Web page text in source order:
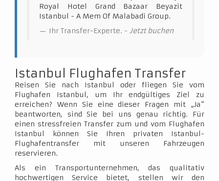
Royal Hotel Grand Bazaar Beyazit
Istanbul - A Mem Of Malabadi Group.
Ihr Transfer-Experte. - Jetzt buchen
Istanbul Flughafen Transfer
Reisen Sie nach Istanbul oder fliegen Sie vom
Flughafen Istanbul, um Ihr endgültiges Ziel zu
erreichen? Wenn Sie eine dieser Fragen mit „Ja“
beantworten, sind Sie bei uns genau richtig. Für
einen stressfreien Transfer zum und vom Flughafen
Istanbul können Sie Ihren privaten Istanbul-
Flughafentransfer mit unseren Fahrzeugen
reservieren.
Als ein Transportunternehmen, das qualitativ
hochwertigen Service bietet, stellen wir den